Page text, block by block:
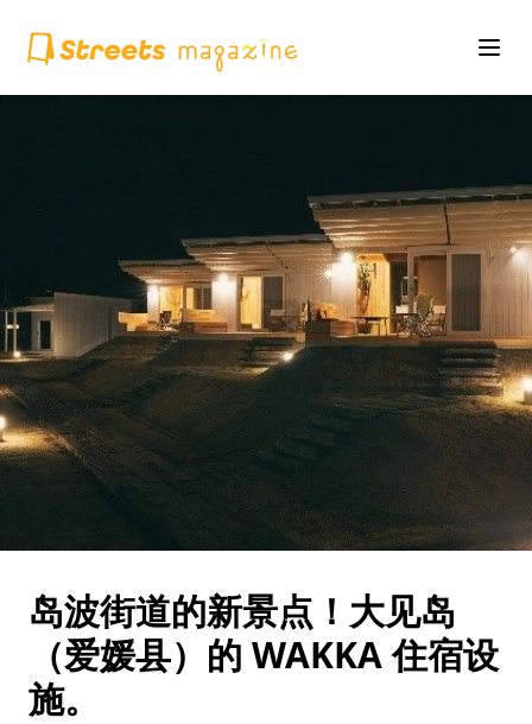
岛波街道的新景点！大见岛
（爱媛县）的 WAKKA 住宿设
施。